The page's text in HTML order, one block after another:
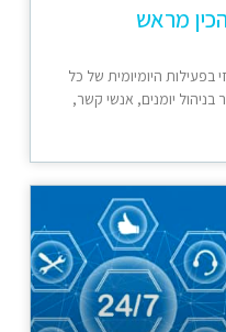
מראש
בפעילות היומיומית של כל
יומנים, אנשי קשר,